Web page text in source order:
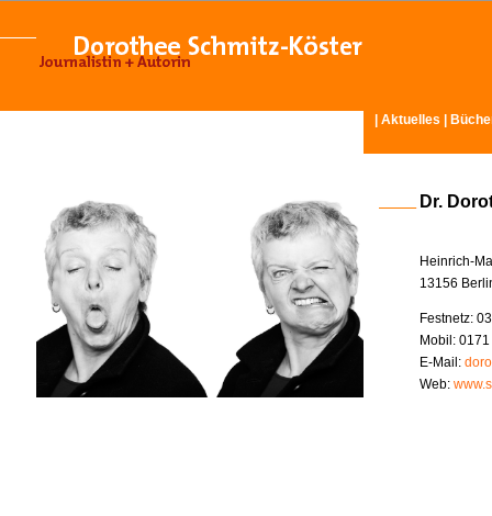
Aktuelles
Dr.
Heinrich-
13156
Festnetz:
Mobil:
E-Mail:
Web: